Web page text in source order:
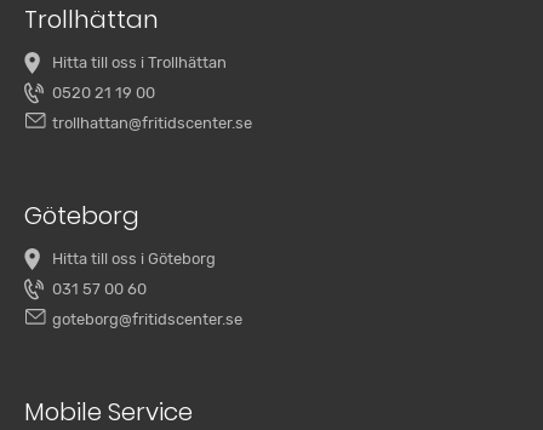
Trollhättan
Hitta till oss i Trollhättan
0520 21 19 00
trollhattan@fritidscenter.se
Göteborg
Hitta till oss i Göteborg
031 57 00 60
goteborg@fritidscenter.se
Mobile Service